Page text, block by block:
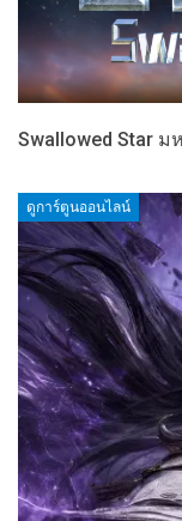
Swallowed Star ม
ดูการ์ตูนออนไลน์